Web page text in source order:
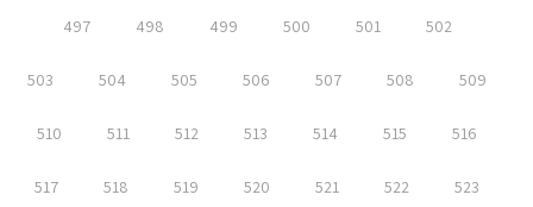
497 498 499 500 501 502
503 504 505 506 507 508 509
510 511 512 513 514 515 516
517 518 519 520 521 522 523